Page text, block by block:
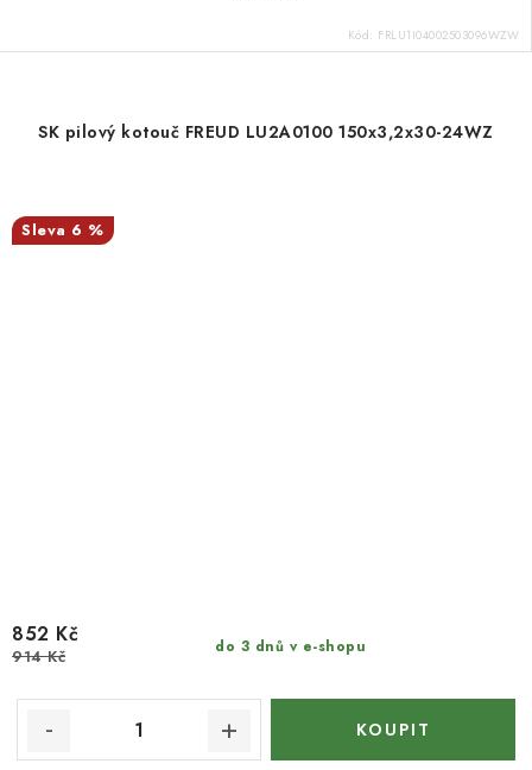
Kód: FRLU1I04002503096WZW
SK pilový kotouč FREUD LU2A0100 150x3,2x30-24WZ
6 %
do 3 dnů v e-shopu
852 Kč
914 Kč